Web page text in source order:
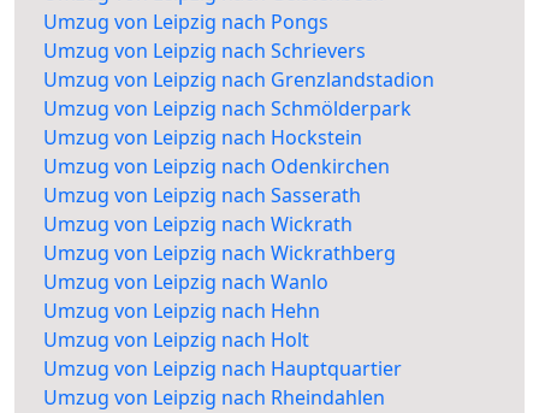
Umzug von Leipzig nach Pongs
Umzug von Leipzig nach Schrievers
Umzug von Leipzig nach Grenzlandstadion
Umzug von Leipzig nach Schmölderpark
Umzug von Leipzig nach Hockstein
Umzug von Leipzig nach Odenkirchen
Umzug von Leipzig nach Sasserath
Umzug von Leipzig nach Wickrath
Umzug von Leipzig nach Wickrathberg
Umzug von Leipzig nach Wanlo
Umzug von Leipzig nach Hehn
Umzug von Leipzig nach Holt
Umzug von Leipzig nach Hauptquartier
Umzug von Leipzig nach Rheindahlen